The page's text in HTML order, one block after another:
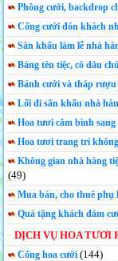
Phông cưới, backdrop
Cổng cưới đón khách
Sân khấu làm lễ nhà
Bảng tên tiệc, cô dâu
Bánh cưới và tháp rượu
Lối đi sân khấu nhà
Hoa tươi cắm bình
Hoa tươi trang trí
Không gian nhà hàng
(49)
Mua bán, cho thuê phụ
Quà tặng khách đám
DỊCH VỤ HOA TƯƠI
Cổng hoa cưới (144)